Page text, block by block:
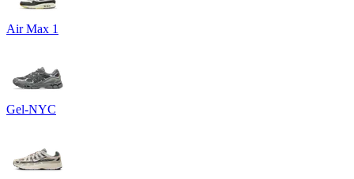
Air Max 1
Gel-NYC